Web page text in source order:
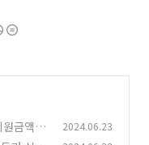
금액
2024.06.23